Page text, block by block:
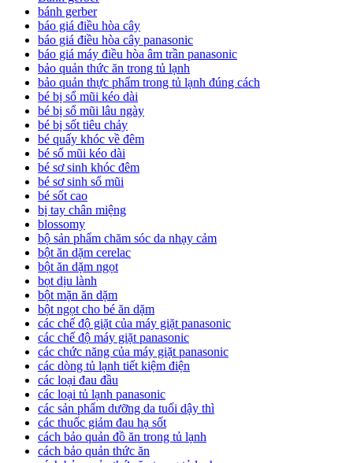
bánh gerber
báo giá điều hòa cây
báo giá điều hòa cây panasonic
báo giá máy điều hòa âm trần panasonic
bảo quản thức ăn trong tủ lạnh
bảo quản thực phẩm trong tủ lạnh đúng cách
bé bị sổ mũi kéo dài
bé bị sổ mũi lâu ngày
bé bị sốt tiêu chảy
bé quấy khóc về đêm
bé sổ mũi kéo dài
bé sơ sinh khóc đêm
bé sơ sinh sổ mũi
bé sốt cao
bị tay chân miệng
blossomy
bộ sản phẩm chăm sóc da nhạy cảm
bột ăn dặm cerelac
bột ăn dặm ngọt
bọt dịu lành
bột mặn ăn dặm
bột ngọt cho bé ăn dặm
các chế độ giặt của máy giặt panasonic
các chế độ máy giặt panasonic
các chức năng của máy giặt panasonic
các dòng tủ lạnh tiết kiệm điện
các loại đau đầu
các loại tủ lạnh panasonic
các sản phẩm dưỡng da tuổi dậy thì
các thuốc giảm đau hạ sốt
cách bảo quản đồ ăn trong tủ lạnh
cách bảo quản thức ăn